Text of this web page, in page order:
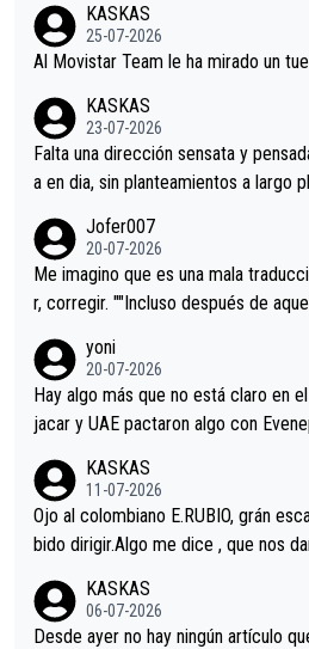
KASKAS
25-07-2026
Al Movistar Team le ha mirado un
KASKAS
23-07-2026
Falta una dirección sensata y
a en dia, sin planteamientos a largo
Minguez, Velez etc etc.Me da pena
tristes sin victorias.
Jofer007
20-07-2026
Me imagino que es una mala
r, corregir. ""Incluso después de
permaneció pegado a su rueda.
a que era capaz de controlar el
yoni
20-07-2026
Hay algo más que no está claro en
jacar y UAE pactaron algo con
i sin pedalear, luego está el saludo
mano de una manera muy fraternal,
es en el hombro con que saludaba a
eta, a ver si por querer poner a Del
ción de podio UAE y Pojacar se van
KASKAS
11-07-2026
Ojo al colombiano E.RUBIO, grán
bido dirigir.Algo me dice ,
KASKAS
06-07-2026
Desde ayer no hay ningún artículo que no